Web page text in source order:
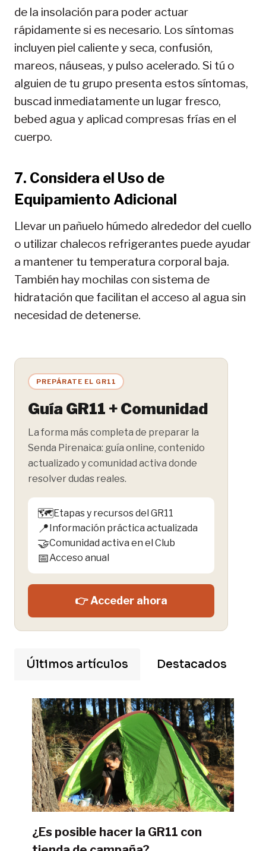
de la insolación para poder actuar
rápidamente si es necesario. Los síntomas
incluyen piel caliente y seca, confusión,
mareos, náuseas, y pulso acelerado. Si tú o
alguien de tu grupo presenta estos síntomas,
buscad inmediatamente un lugar fresco,
bebed agua y aplicad compresas frías en el
cuerpo.
7. Considera el Uso de
Equipamiento Adicional
Llevar un pañuelo húmedo alrededor del cuello
o utilizar chalecos refrigerantes puede ayudar
a mantener tu temperatura corporal baja.
También hay mochilas con sistema de
hidratación que facilitan el acceso al agua sin
necesidad de detenerse.
PREPÁRATE EL GR11
Guía GR11 + Comunidad
La forma más completa de preparar la
Senda Pirenaica: guía online, contenido
actualizado y comunidad activa donde
resolver dudas reales.
🗺️Etapas y recursos del GR11
📍Información práctica actualizada
🤝Comunidad activa en el Club
📅Acceso anual
👉 Acceder ahora
Últimos artículos Destacados
¿Es posible hacer la GR11 con